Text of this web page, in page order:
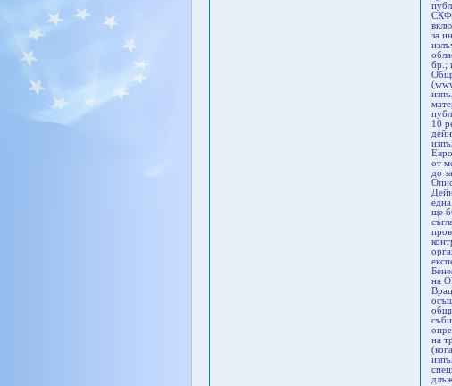
СКФ
за
бр.;
10
от
до
ще
на
на